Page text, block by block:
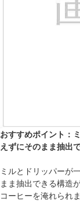
おすすめポイント：
えずにそのまま抽出
ミルとドリッパーが
まま抽出できる構造
コーヒーを淹れられま